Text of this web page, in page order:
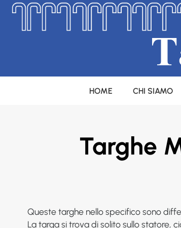
HOME CHI SIAMO
Targhe
Queste targhe nello specifico sono
La targa si trova di solito sullo statore,